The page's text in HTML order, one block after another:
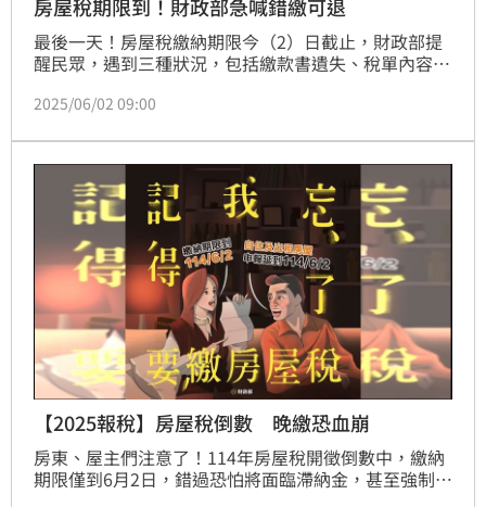
房屋稅期限到！財政部急喊錯繳可退
最後一天！房屋稅繳納期限今（2）日截止，財政部提
醒民眾，遇到三種狀況，包括繳款書遺失、稅單內容錯
滯納金。
2025/06/02 09:00
【2025報稅】房屋稅倒數 晚繳恐血崩
房東、屋主們注意了！114年房屋稅開徵倒數中，繳納
期限僅到6月2日，錯過恐怕將面臨滯納金，甚至強制執